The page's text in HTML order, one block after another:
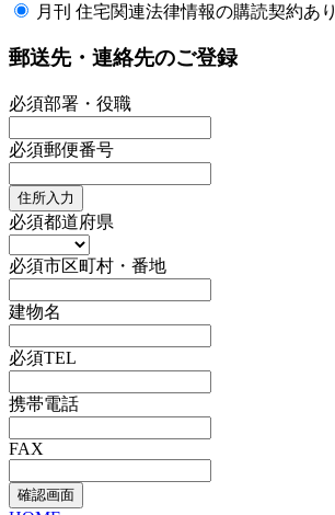
月刊 住宅関連法律情報の購読契約あり
郵送先・連絡先のご登録
必須部署・役職
必須郵便番号
住所入力
必須都道府県
必須市区町村・番地
建物名
必須TEL
携帯電話
FAX
確認画面